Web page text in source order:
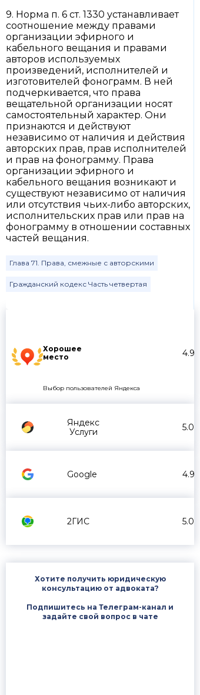
Хорошее
место
4.9
Выбор пользователей Яндекса
Яндекс
Услуги
5.0
Google 4.9
2ГИС 5.0
Хотите получить юридическую
консультацию от адвоката?
Подпишитесь на Телеграм-канал и
задайте свой вопрос в чате
9. Норма п. 6 ст. 1330 устанавливает
соотношение между правами
организации эфирного и
кабельного вещания и правами
авторов используемых
произведений, исполнителей и
изготовителей фонограмм. В ней
подчеркивается, что права
вещательной организации носят
самостоятельный характер. Они
признаются и действуют
независимо от наличия и действия
авторских прав, прав исполнителей
и прав на фонограмму. Права
организации эфирного и
кабельного вещания возникают и
существуют независимо от наличия
или отсутствия чьих-либо авторских,
исполнительских прав или прав на
фонограмму в отношении составных
частей вещания.
Глава 71. Права, смежные с авторскими
Гражданский кодекс Часть четвертая